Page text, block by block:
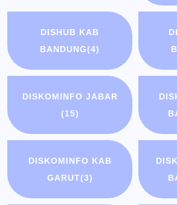
DISHUB KAB
BANDUNG(4)
DISKOMINFO JABAR
(15)
DISKOMINFO KAB
GARUT(3)